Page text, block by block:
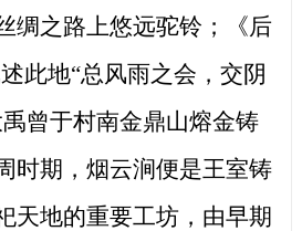
绸之路上悠远驼铃；《后
此地“总风雨之会，交阴
曾于村南金鼎山熔金铸
时期，烟云涧便是王室铸
天地的重要工坊，由早期